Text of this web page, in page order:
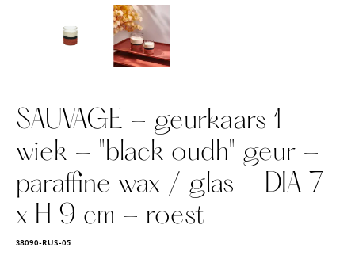
SAUVAGE - geurkaars 1
wiek - "black oudh" geur -
paraffine wax / glas - DIA 7
x H 9 cm - roest
38090-RUS-05